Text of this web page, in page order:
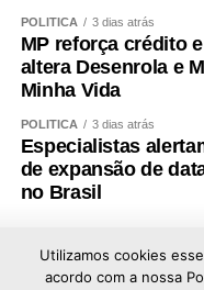
POLÍTICA 3 dias atrás
MP reforça crédito
altera Desenrola e
Minha Vida
POLÍTICA 3 dias atrás
Especialistas
de expansão de
no Brasil
Utilizamos cookies
acordo com a nossa